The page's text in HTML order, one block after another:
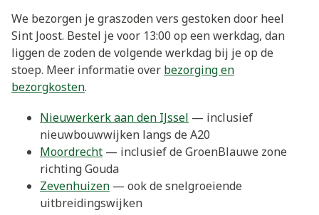
We bezorgen je graszoden vers gestoken door heel
Sint Joost. Bestel je voor 13:00 op een werkdag, dan
liggen de zoden de volgende werkdag bij je op de
stoep. Meer informatie over bezorging en
bezorgkosten.
Nieuwerkerk aan den IJssel — inclusief
nieuwbouwwijken langs de A20
Moordrecht — inclusief de GroenBlauwe zone
richting Gouda
Zevenhuizen — ook de snelgroeiende
uitbreidingswijken